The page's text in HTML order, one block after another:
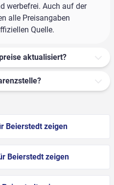
werbefrei. Auch auf der
alle Preisangaben
Quelle.
aktualisiert?
Beierstedt zeigen
Beierstedt zeigen